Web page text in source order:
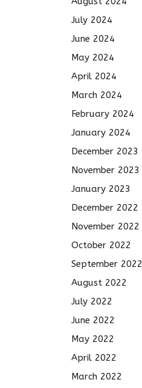
July 2024
June 2024
May 2024
April 2024
March 2024
February 2024
January 2024
December 2023
November 2023
January 2023
December 2022
November 2022
October 2022
September 2022
August 2022
July 2022
June 2022
May 2022
April 2022
March 2022